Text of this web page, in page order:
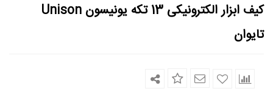
کیف ابزار الکترونیکی 13 تکه یونیسون Unison
تایوان